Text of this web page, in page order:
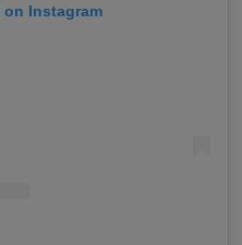
Instagram